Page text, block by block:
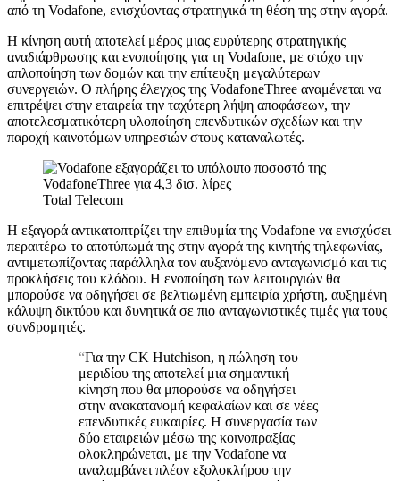
από τη Vodafone, ενισχύοντας στρατηγικά τη θέση της στην αγορά.
Η κίνηση αυτή αποτελεί μέρος μιας ευρύτερης στρατηγικής
αναδιάρθρωσης και ενοποίησης για τη Vodafone, με στόχο την
απλοποίηση των δομών και την επίτευξη μεγαλύτερων
συνεργειών. Ο πλήρης έλεγχος της VodafoneThree αναμένεται να
επιτρέψει στην εταιρεία την ταχύτερη λήψη αποφάσεων, την
αποτελεσματικότερη υλοποίηση επενδυτικών σχεδίων και την
παροχή καινοτόμων υπηρεσιών στους καταναλωτές.
Total Telecom
Η εξαγορά αντικατοπτρίζει την επιθυμία της Vodafone να ενισχύσει
περαιτέρω το αποτύπωμά της στην αγορά της κινητής τηλεφωνίας,
αντιμετωπίζοντας παράλληλα τον αυξανόμενο ανταγωνισμό και τις
προκλήσεις του κλάδου. Η ενοποίηση των λειτουργιών θα
μπορούσε να οδηγήσει σε βελτιωμένη εμπειρία χρήστη, αυξημένη
κάλυψη δικτύου και δυνητικά σε πιο ανταγωνιστικές τιμές για τους
συνδρομητές.
“Για την CK Hutchison, η πώληση του
μεριδίου της αποτελεί μια σημαντική
κίνηση που θα μπορούσε να οδηγήσει
στην ανακατανομή κεφαλαίων και σε νέες
επενδυτικές ευκαιρίες. Η συνεργασία των
δύο εταιρειών μέσω της κοινοπραξίας
ολοκληρώνεται, με την Vodafone να
αναλαμβάνει πλέον εξολοκλήρου την